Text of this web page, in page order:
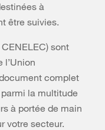
à
être suivies.
sont
l’Union
complet
la multitude
à portée de main
votre secteur.